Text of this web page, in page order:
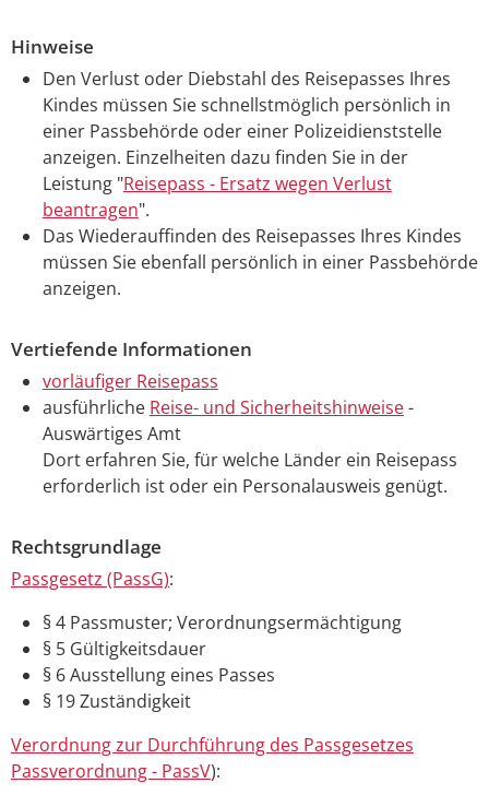
Hinweise
Den Verlust oder Diebstahl des Reisepasses Ihres
Kindes müssen Sie schnellstmöglich persönlich in
einer Passbehörde oder einer Polizeidienststelle
anzeigen. Einzelheiten dazu finden Sie in der
Leistung "Reisepass - Ersatz wegen Verlust
beantragen".
Das Wiederauffinden des Reisepasses Ihres Kindes
müssen Sie ebenfall persönlich in einer Passbehörde
anzeigen.
Vertiefende Informationen
vorläufiger Reisepass
ausführliche Reise- und Sicherheitshinweise-
Auswärtiges Amt
Dort erfahren Sie, für welche Länder ein Reisepass
erforderlich ist oder ein Personalausweis genügt.
Rechtsgrundlage
Passgesetz (PassG):
§ 4Passmuster; Verordnungsermächtigung
§ 5 Gültigkeitsdauer
§ 6 Ausstellung eines Passes
§ 19 Zuständigkeit
Verordnung zur Durchführung des Passgesetzes
Passverordnung - PassV):